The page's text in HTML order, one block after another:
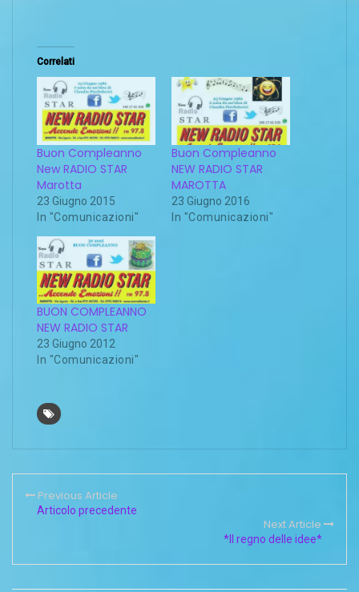
Correlati
Buon Compleanno
New RADIO STAR
Marotta
23 Giugno 2015
In "Comunicazioni"
Buon Compleanno
NEW RADIO STAR
MAROTTA
23 Giugno 2016
In "Comunicazioni"
BUON COMPLEANNO
NEW RADIO STAR
23 Giugno 2012
In "Comunicazioni"
Previous Article
Articolo precedente
Next Article
*Il regno delle idee*